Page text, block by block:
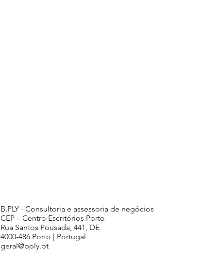
B.PLY - Consultoria e assessoria de negócios
CEP – Centro Escritórios Porto
Rua Santos Pousada, 441, DE
4000-486 Porto | Portugal
geral@bply.pt